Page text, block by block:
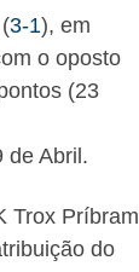
3-1), em
o oposto
(23
de Abril.
Trox Príbram
do